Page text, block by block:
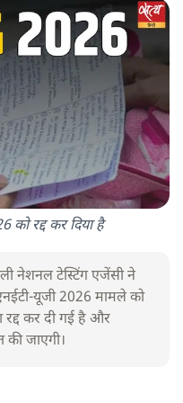
को रद्द कर दिया है
नेशनल टेस्टिंग एजेंसी ने
यूजी 2026 मामले को
रद्द कर दी गई है और
की जाएगी।